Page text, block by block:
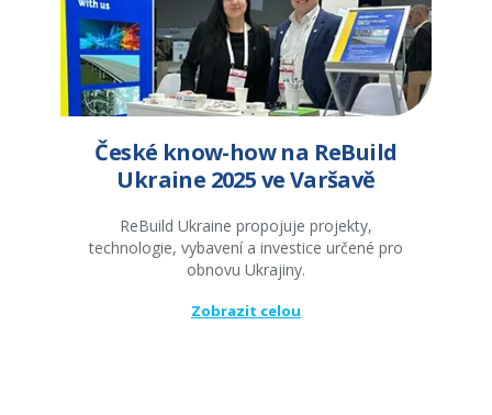
České know-how na ReBuild
Ukraine 2025 ve Varšavě
ReBuild Ukraine propojuje projekty,
technologie, vybavení a investice určené pro
obnovu Ukrajiny.
Zobrazit celou